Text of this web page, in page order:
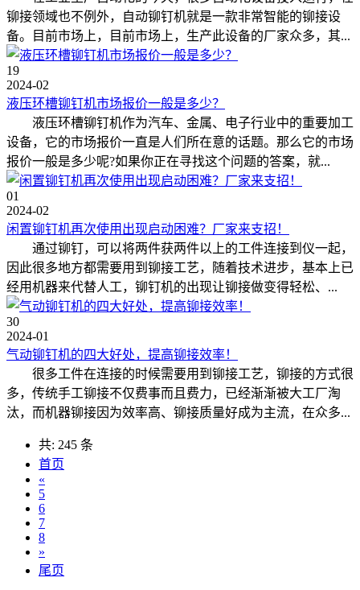
铆接领域也不例外，自动铆钉机就是一款非常智能的铆接设
备。目前市场上，目前市场上，生产此设备的厂家众多，其...
19
2024-02
液压环槽铆钉机市场报价一般是多少？
液压环槽铆钉机作为汽车、金属、电子行业中的重要加工
设备，它的市场报价一直是人们所在意的话题。那么它的市场
报价一般是多少呢?如果你正在寻找这个问题的答案，就...
01
2024-02
闲置铆钉机再次使用出现启动困难？厂家来支招！
通过铆钉，可以将两件获两件以上的工件连接到仪一起，
因此很多地方都需要用到铆接工艺，随着技术进步，基本上已
经用机器来代替人工，铆钉机的出现让铆接做变得轻松、...
30
2024-01
气动铆钉机的四大好处，提高铆接效率！
很多工件在连接的时候需要用到铆接工艺，铆接的方式很
多，传统手工铆接不仅费事而且费力，已经渐渐被大工厂淘
汰，而机器铆接因为效率高、铆接质量好成为主流，在众多...
共: 245 条
首页
«
5
6
7
8
»
尾页